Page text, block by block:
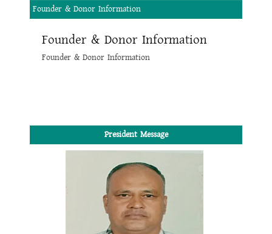
Founder & Donor Information
Founder & Donor Information
Founder & Donor Information
President Message